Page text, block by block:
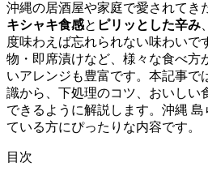
沖縄の居酒屋や家庭で愛されてき
キシャキ食感と ピリッとした辛み
度味わえば忘れられない味わいで
物・即席漬けなど、様々な食べ方
いアレンジも豊富です。本記事で
識から、下処理のコツ、おいしい
できるように解説します。沖縄
ている方にぴったりな内容です。
目次